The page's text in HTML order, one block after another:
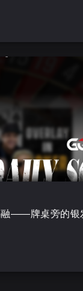
融——牌桌旁的银